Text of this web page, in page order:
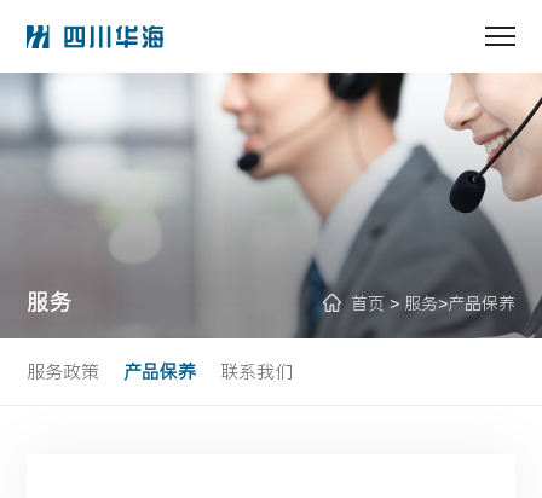
服务 首页 > 服务>产品保养
服务政策 产品保养 联系我们